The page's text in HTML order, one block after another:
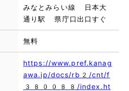
みなとみらい線 日本大
通り駅 県庁口出口すぐ
無料
https://www.pref.kanag
awa.jp/docs/rb2/cnt/f
380088/index.ht